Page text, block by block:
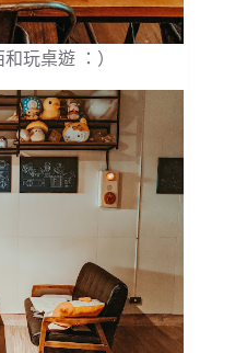
玩桌遊 ：）